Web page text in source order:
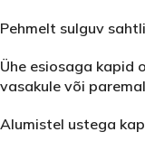
Pehmelt sulguv
Ühe esiosaga kapid
vasakule või
Alumistel ustega